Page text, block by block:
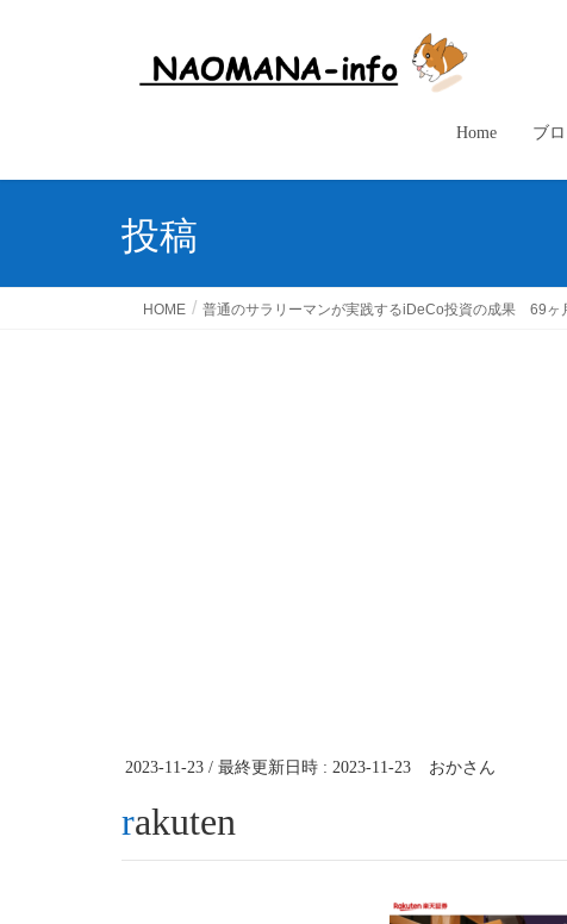
Home ブ
投稿
HOME 普通のサラリーマンが実践するiDeCo投資の成果 69ヶ
2023-11-23 / 最終更新日時 : 2023-11-23 おかさん
rakuten